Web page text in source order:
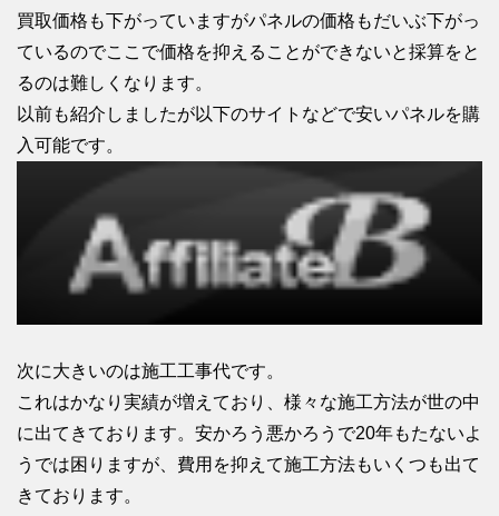
買取価格も下がっていますがパネルの価格もだいぶ下がっ
ているのでここで価格を抑えることができないと採算をと
るのは難しくなります。
以前も紹介しましたが以下のサイトなどで安いパネルを購
入可能です。
次に大きいのは施工工事代です。
これはかなり実績が増えており、様々な施工方法が世の中
に出てきております。安かろう悪かろうで20年もたないよ
うでは困りますが、費用を抑えて施工方法もいくつも出て
きております。